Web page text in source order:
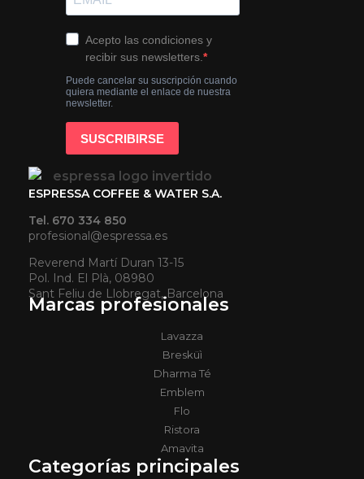
ESPRESSA COFFEE & WATER S.A.
Tel. 670 334 850
profesional@espressa.es
Reverend Martí Duran 13-15
Pol. Ind. El Plà, 08980
Sant Feliu de Llobregat, Barcelona
Marcas profesionales
Lavazza
Bresküì
Dharma Té
Emblem
Flo
Ristora
Amavita
Categorías principales